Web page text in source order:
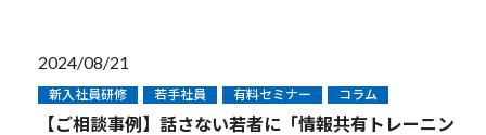
2024/08/21
新入社員研修 若手社員 有料セミナー コラム
【ご相談事例】話さない若者に「情報共有トレーニン